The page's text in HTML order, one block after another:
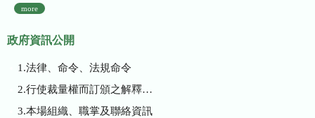
more
政府資訊公開
1.法律、命令、法規命令
2.行使裁量權而訂頒之解釋性規定及裁量基準
3.本場組織、職掌及聯絡資訊